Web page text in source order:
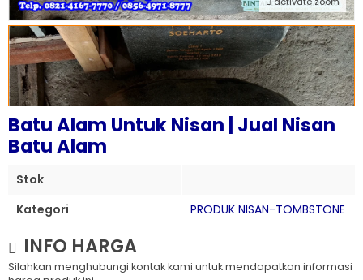
Batu Alam Untuk Nisan | Jual Nisan
Batu Alam
Stok
Kategori
PRODUK NISAN-TOMBSTONE
INFO HARGA
Silahkan menghubungi kontak kami untuk mendapatkan informasi